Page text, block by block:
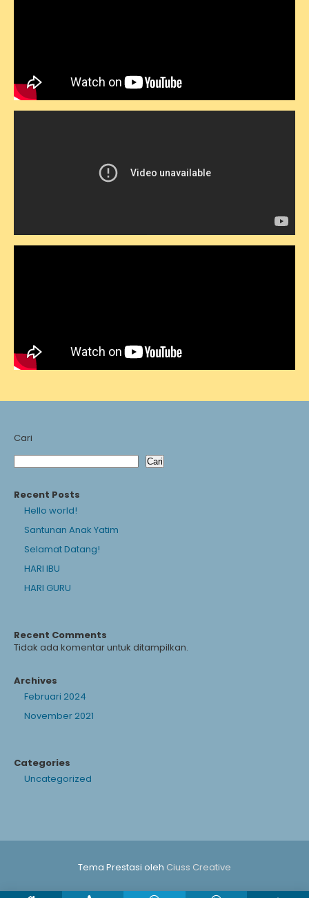
Cari
Cari
Recent Posts
Hello world!
Santunan Anak Yatim
Selamat Datang!
HARI IBU
HARI GURU
Recent Comments
Tidak ada komentar untuk ditampilkan.
Archives
Februari 2024
November 2021
Categories
Uncategorized
Tema Prestasi oleh Ciuss Creative